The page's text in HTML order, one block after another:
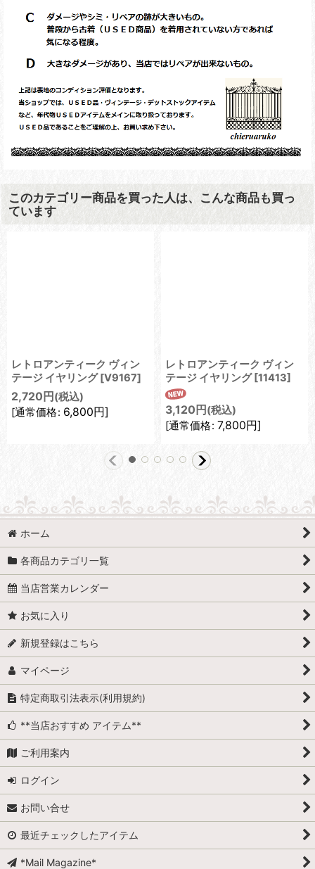
このカテゴリー商品を買った人は、こんな商品も買っ
ています
レトロアンティーク ヴィン
テージ イヤリング [V9167]
2,720 円 (税込)
[通常価格: 6,800円]
レトロアンティーク ヴィン
テージ イヤリング [11413]
3,120 円 (税込)
[通常価格: 7,800円]
ホーム
各商品カテゴリ一覧
当店営業カレンダー
お気に入り
新規登録はこちら
マイページ
特定商取引法表示(利用規約)
**当店おすすめ アイテム**
ご利用案内
ログイン
お問い合せ
最近チェックしたアイテム
*Mail Magazine*